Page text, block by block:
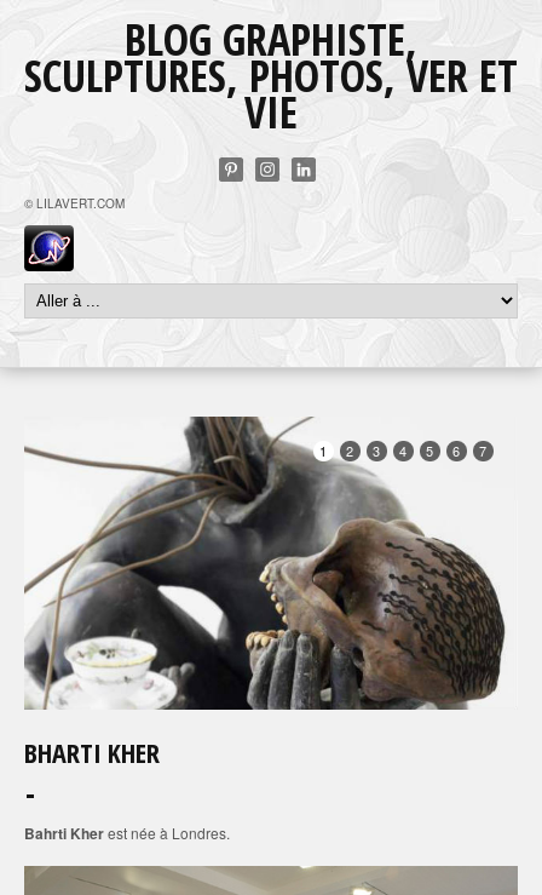
BLOG GRAPHISTE,
SCULPTURES, PHOTOS, VER ET
VIE
© LILAVERT.COM
1 2 3 4 5 6 7
BHARTI KHER
Bahrti Kherest née à Londres.